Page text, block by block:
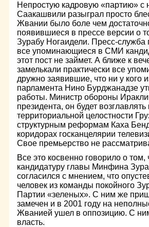
Непростую кадровую «партию» с
Саакашвили разыграл просто
Жвании было боле чем
появившиеся в прессе версии о
Зурабу Ногаидели. Пресс-служба
все упоминающиеся в СМИ
этот пост не займет. А ближе к
замелькали практически все
дружно заявившие, что ни у кого
парламента Нино Бурджанадзе
работы. Министр обороны
президента, он будет
территориальной целостности
структурным реформам Каха
коридорах госканцелярии
Свое премьерство не
Все это косвенно говорило о
кандидатуру главы Минфина
согласился с мнением, что
человек из команды покойного
Партии «зеленых». С ним же
замечен и в 2001 году на
Жванией ушел в оппозицию. С
власть.